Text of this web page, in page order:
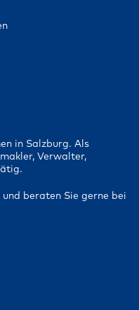
in Salzburg. Als
Verwalter,
beraten Sie gerne bei